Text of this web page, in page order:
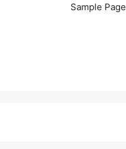
Sample Page